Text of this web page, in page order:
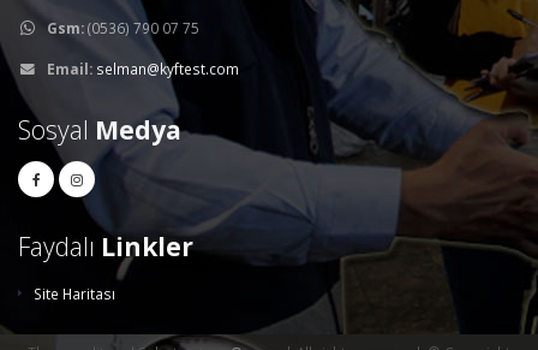
Gsm:(0536) 790 07 75
Email: selman@kyftest.com
Sosyal Medya
Faydalı Linkler
Site Haritası